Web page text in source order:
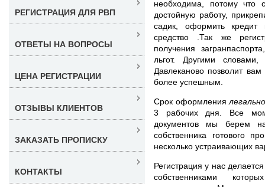
необходима, потому
достойную работу,
садик, оформить
средство .Так же
получения
льгот. Другими
Давлеканово позволит
более успешным.
Срок оформления
3 рабочих дня. Все
документов мы берем
собственника готового
несколько устраивающих
Регистрация у нас
собственниками
РЕГИСТРАЦИЯ ДЛЯ РВП
ОТВЕТЫ НА ВОПРОСЫ
ЦЕНА РЕГИСТРАЦИИ
ОТЗЫВЫ КЛИЕНТОВ
ЗАКАЗАТЬ ПРОПИСКУ
КОНТАКТЫ